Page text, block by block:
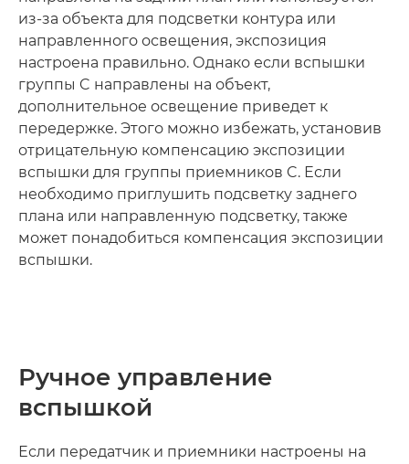
из-за объекта для подсветки контура или
направленного освещения, экспозиция
настроена правильно. Однако если вспышки
группы C направлены на объект,
дополнительное освещение приведет к
передержке. Этого можно избежать, установив
отрицательную компенсацию экспозиции
вспышки для группы приемников C. Если
необходимо приглушить подсветку заднего
плана или направленную подсветку, также
может понадобиться компенсация экспозиции
вспышки.
Ручное управление
вспышкой
Если передатчик и приемники настроены на